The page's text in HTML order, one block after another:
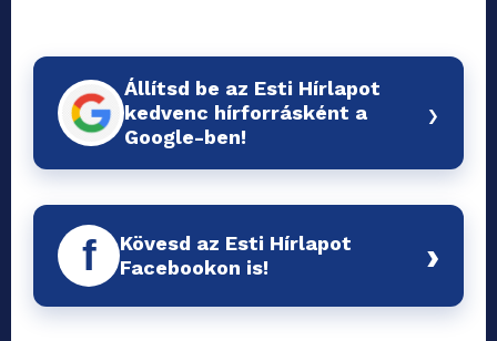
Állítsd be az Esti Hírlapot
kedvenc hírforrásként a
Google-ben!
›
f
Kövesd az Esti Hírlapot
Facebookon is!
›